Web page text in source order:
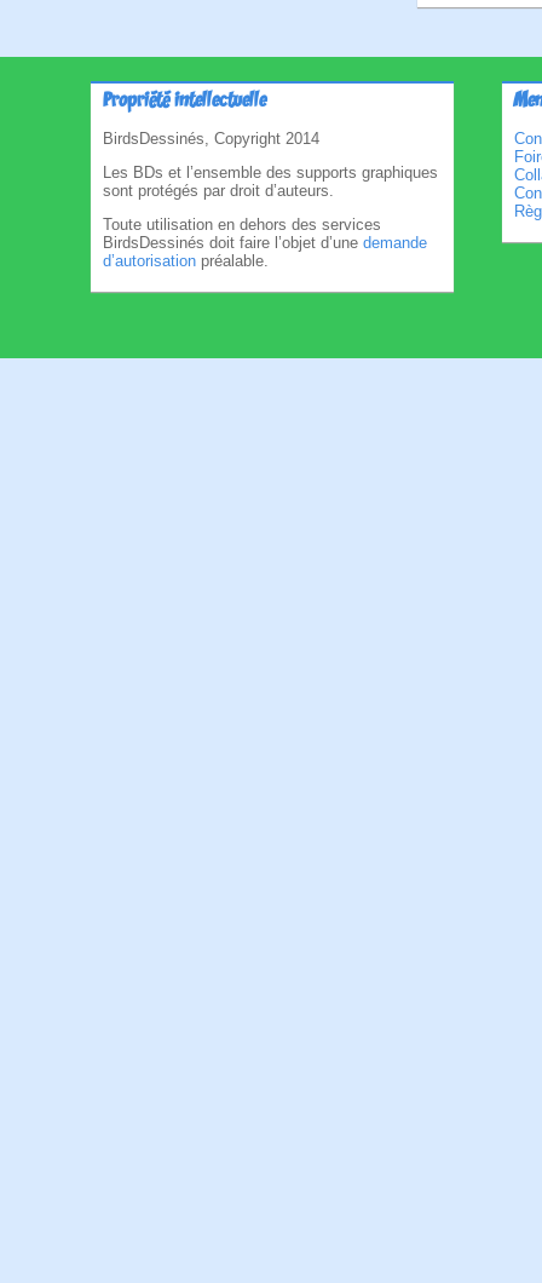
Propriété intellectuelle
BirdsDessinés, Copyright 2014
Les BDs et l’ensemble des supports graphiques
sont protégés par droit d’auteurs.
Toute utilisation en dehors des services
BirdsDessinés doit faire l’objet d’une demande
d’autorisation préalable.